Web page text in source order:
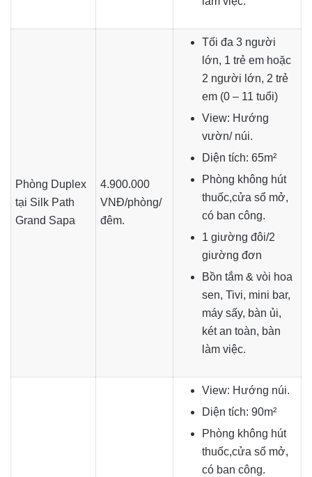
Phòng Duplex
tại Silk Path
Grand Sapa
4.900.000
VNĐ/phòng/
đêm.
Tối đa 3 người
lớn, 1 trẻ em hoặc
2 người lớn, 2 trẻ
em (0 – 11 tuổi)
View: Hướng
vườn/ núi.
Diện tích: 65m²
Phòng không hút
thuốc,cửa sổ mở,
có ban công.
1 giường đôi/2
giường đơn
Bồn tắm & vòi hoa
sen, Tivi, mini bar,
máy sấy, bàn ủi,
két an toàn, bàn
làm việc.
View: Hướng núi.
Diện tích: 90m²
Phòng không hút
thuốc,cửa sổ mở,
có ban công.